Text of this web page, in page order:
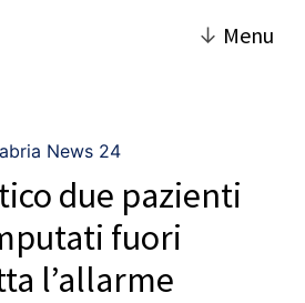
↓ Menu
News 24
due pazienti
fuori
l’allarme